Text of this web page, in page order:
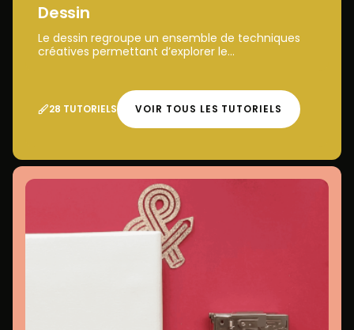
Dessin
Le dessin regroupe un ensemble de techniques
créatives permettant d’explorer le...
28 TUTORIELS VOIR TOUS LES TUTORIELS